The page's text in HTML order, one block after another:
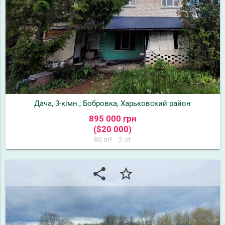
Дача, 3-кімн., Бобровка, Харьковский район
895 000 грн
($20 000)
80 m² 2 эт
share star_border